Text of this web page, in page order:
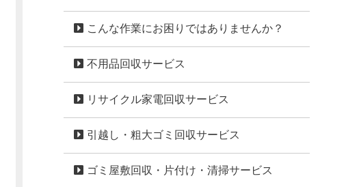
こんな作業にお困りではありませんか？
不用品回収サービス
リサイクル家電回収サービス
引越し・粗大ゴミ回収サービス
ゴミ屋敷回収・片付け・清掃サービス